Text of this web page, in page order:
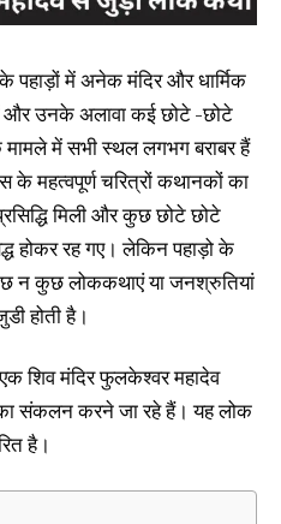
पहाड़ों में अनेक मंदिर और धार्मिक
उनके अलावा कई छोटे -छोटे
मामले में सभी स्थल लगभग बराबर हैं
के महत्वपूर्ण चरित्रों कथानकों का
मिली और कुछ छोटे छोटे
होकर रह गए। लेकिन पहाड़ो के
न कुछ लोककथाएं या जनश्रुतियां
होती है।
शिव मंदिर फुलकेश्वर महादेव
संकलन करने जा रहे हैं। यह लोक
है।